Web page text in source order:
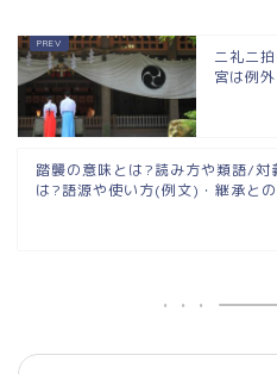
二礼二
宮は例
踏襲の意味とは?読み方や類語/対
は?語源や使い方(例文)・継承と